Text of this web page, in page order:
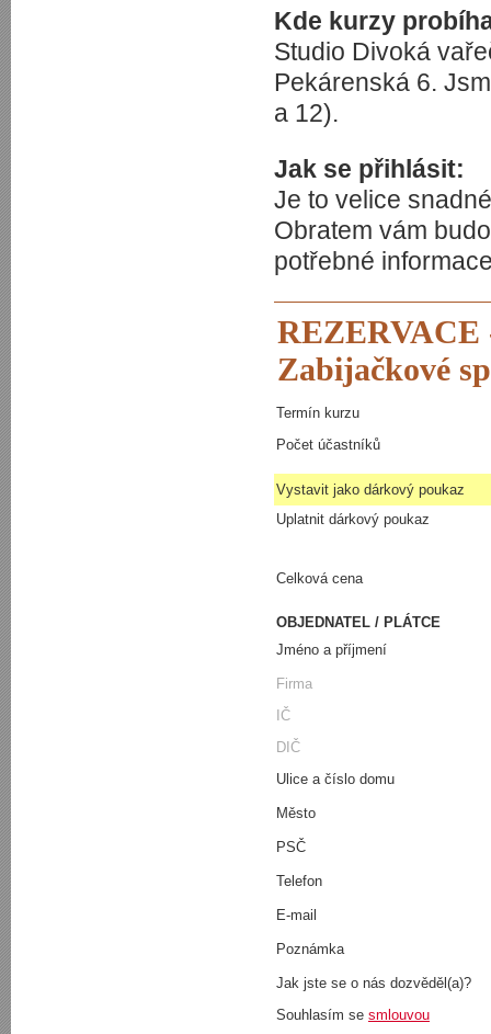
Kde kurzy
Studio Divoká
Pekárenská 6.
a 12).
Jak se přihlásit:
Je to velice
Obratem vám
potřebné
Zabijačkové
Termín kurzu
Počet účastníků
Vystavit jako dárkový poukaz
Uplatnit dárkový poukaz
Celková cena
OBJEDNATEL / PLÁTCE
Jméno a příjmení
Firma
IČ
DIČ
Ulice a číslo domu
Město
PSČ
Telefon
E-mail
Poznámka
Jak jste se o nás dozvěděl(a)?
Souhlasím se smlouvou